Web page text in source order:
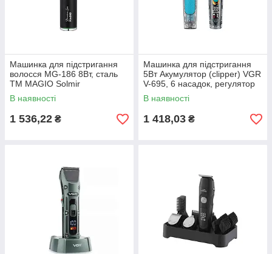
Машинка для підстригання
волосся МG-186 8Вт, сталь
ТМ MAGIO Solmir
В наявності
1 536,22 ₴
Машинка для пiдстригання
5Вт Акумулятор (clipper) VGR
V-695, 6 насадок, регулятор
висоти, LED display ТМ VGR
В наявності
1 418,03 ₴